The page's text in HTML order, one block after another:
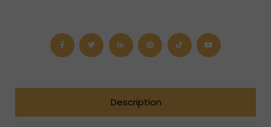
Description